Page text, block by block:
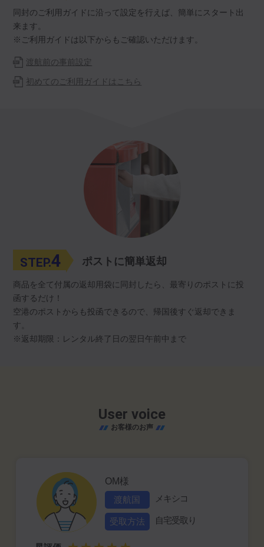
同封のご利用ガイドに沿って設定を行えば、簡単にスタート出
来ます。
※ご利用ガイドは以下からもご確認いただけます。
渡航前の事前設定
初めてのご利用ガイドはこちら
STEP.4 ポストに簡単返却
商品を全て付属の返却用袋に同封したら、最寄りのポストに投
函するだけ！
空港のポストからも投函できるので、帰国後すぐ返却できま
す。
※返却期限：レンタル終了日の翌日午前中まで
User voice
お客様のお声
OM様
渡航国
メキシコ
受取方法 自宅受取り